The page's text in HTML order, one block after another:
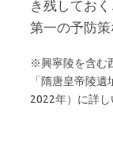
き残してお
第一の予防策
※興寧陵を含む
「隋唐皇帝陵
2022年）に詳し